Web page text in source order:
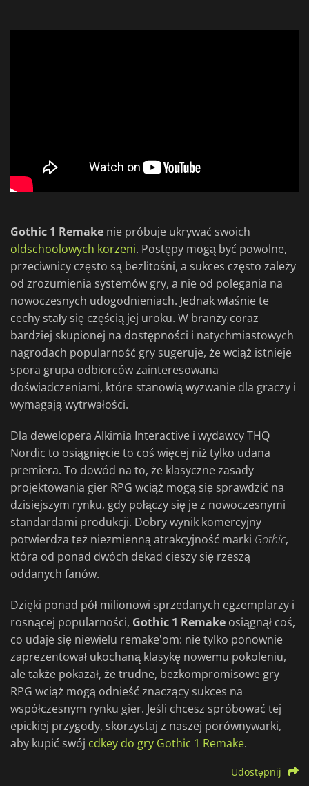
Gothic 1 Remake nie próbuje ukrywać swoich
oldschoolowych korzeni. Postępy mogą być powolne,
przeciwnicy często są bezlitośni, a sukces często zależy
od zrozumienia systemów gry, a nie od polegania na
nowoczesnych udogodnieniach. Jednak właśnie te
cechy stały się częścią jej uroku. W branży coraz
bardziej skupionej na dostępności i natychmiastowych
nagrodach popularność gry sugeruje, że wciąż istnieje
spora grupa odbiorców zainteresowana
doświadczeniami, które stanowią wyzwanie dla graczy i
wymagają wytrwałości.
Dla dewelopera Alkimia Interactive i wydawcy THQ
Nordic to osiągnięcie to coś więcej niż tylko udana
premiera. To dowód na to, że klasyczne zasady
projektowania gier RPG wciąż mogą się sprawdzić na
dzisiejszym rynku, gdy połączy się je z nowoczesnymi
standardami produkcji. Dobry wynik komercyjny
potwierdza też niezmienną atrakcyjność marki Gothic,
która od ponad dwóch dekad cieszy się rzeszą
oddanych fanów.
Dzięki ponad pół milionowi sprzedanych egzemplarzy i
rosnącej popularności, Gothic 1 Remake osiągnął coś,
co udaje się niewielu remake'om: nie tylko ponownie
zaprezentował ukochaną klasykę nowemu pokoleniu,
ale także pokazał, że trudne, bezkompromisowe gry
RPG wciąż mogą odnieść znaczący sukces na
współczesnym rynku gier. Jeśli chcesz spróbować tej
epickiej przygody, skorzystaj z naszej porównywarki,
aby kupić swój cdkey do gry Gothic 1 Remake.
Udostępnij